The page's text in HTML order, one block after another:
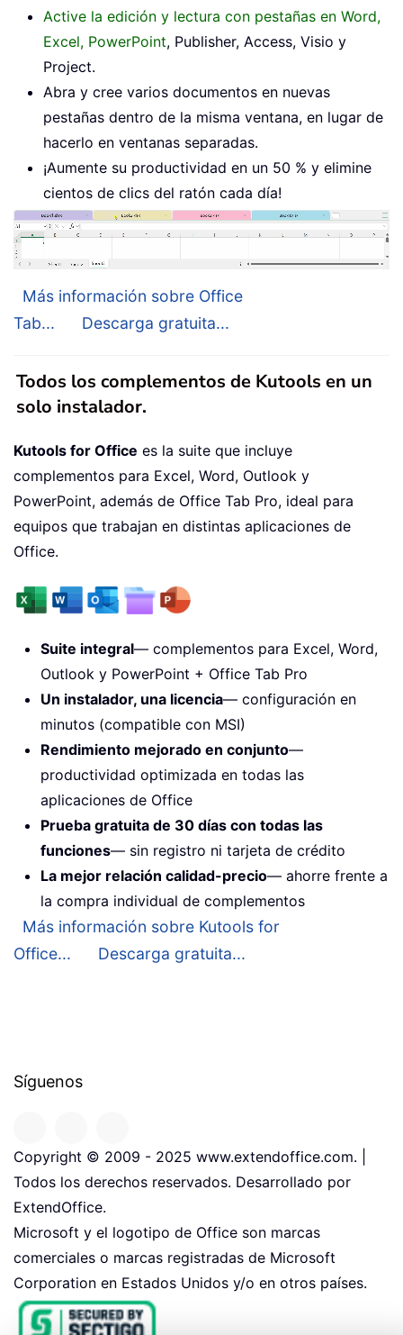
Active la edición y lectura con pestañas en Word,
Excel, PowerPoint, Publisher, Access, Visio y
Project.
Abra y cree varios documentos en nuevas
pestañas dentro de la misma ventana, en lugar de
hacerlo en ventanas separadas.
¡Aumente su productividad en un 50 % y elimine
cientos de clics del ratón cada día!
Más información sobre Office
Tab...
Descarga gratuita...
Todos los complementos de Kutools en un
solo instalador.
Kutools for Office es la suite que incluye
complementos para Excel, Word, Outlook y
PowerPoint, además de Office Tab Pro, ideal para
equipos que trabajan en distintas aplicaciones de
Office.
Suite integral— complementos para Excel, Word,
Outlook y PowerPoint + Office Tab Pro
Un instalador, una licencia— configuración en
minutos (compatible con MSI)
Rendimiento mejorado en conjunto—
productividad optimizada en todas las
aplicaciones de Office
Prueba gratuita de 30 días con todas las
funciones— sin registro ni tarjeta de crédito
La mejor relación calidad-precio— ahorre frente a
la compra individual de complementos
Más información sobre Kutools for
Office...
Descarga gratuita...
Síguenos
Copyright © 2009 - 2025 www.extendoffice.com. |
Todos los derechos reservados. Desarrollado por
ExtendOffice.
Microsoft y el logotipo de Office son marcas
comerciales o marcas registradas de Microsoft
Corporation en Estados Unidos y/o en otros países.